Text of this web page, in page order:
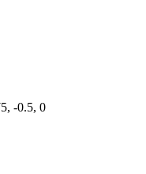
-0.5, 0